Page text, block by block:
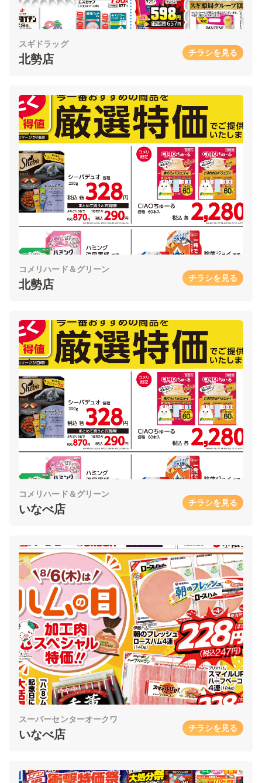
スギドラッグ
北勢店 チラシを見る
コメリハード＆グリーン
北勢店 チラシを見る
コメリハード＆グリーン
いなべ店 チラシを見る
スーパーセンターオークワ
いなべ店 チラシを見る